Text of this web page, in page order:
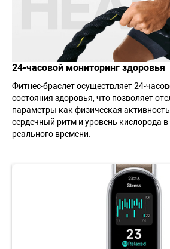
24-часовой мониторинг здоровья
Фитнес-браслет осуществляет 24-
состояния здоровья, что позволяет
параметры как физическая
сердечный ритм и уровень кислорода
реального времени.